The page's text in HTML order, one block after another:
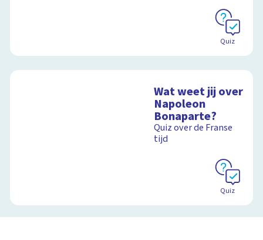
Quiz
Wat weet jij over
Napoleon
Bonaparte?
Quiz over de Franse
tijd
Quiz